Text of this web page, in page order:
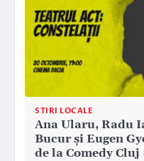
STIRI LOCALE
Ana Ularu, Radu
Bucur și Eugen
de la Comedy Cluj